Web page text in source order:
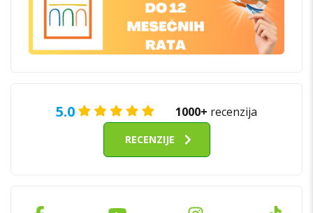
5.0 1000+ recenzija
RECENZIJE